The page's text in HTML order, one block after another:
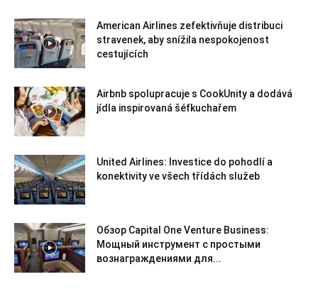
American Airlines zefektivňuje distribuci
stravenek, aby snížila nespokojenost
cestujících
Airbnb spolupracuje s CookUnity a dodává
jídla inspirovaná šéfkuchařem
United Airlines: Investice do pohodlí a
konektivity ve všech třídách služeb
Обзор Capital One Venture Business:
Мощный инструмент с простыми
вознаграждениями для...